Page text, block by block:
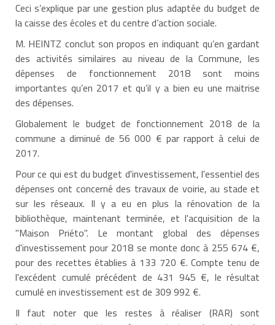
Ceci s’explique par une gestion plus adaptée du budget de
la caisse des écoles et du centre d’action sociale.
M. HEINTZ conclut son propos en indiquant qu’en gardant
des activités similaires au niveau de la Commune, les
dépenses de fonctionnement 2018 sont moins
importantes qu’en 2017 et qu’il y a bien eu une maitrise
des dépenses.
Globalement le budget de fonctionnement 2018 de la
commune a diminué de 56 000 € par rapport à celui de
2017.
Pour ce qui est du budget d'investissement, l'essentiel des
dépenses ont concerné des travaux de voirie, au stade et
sur les réseaux. Il y a eu en plus la rénovation de la
bibliothèque, maintenant terminée, et l'acquisition de la
"Maison Priéto". Le montant global des dépenses
d'investissement pour 2018 se monte donc à 255 674 €,
pour des recettes établies à 133 720 €. Compte tenu de
l'excédent cumulé précédent de 431 945 €, le résultat
cumulé en investissement est de 309 992 €.
Il faut noter que les restes à réaliser (RAR) sont